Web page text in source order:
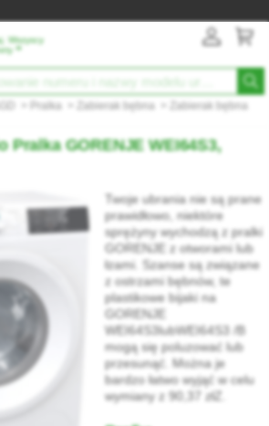
Wszyscy
”
Pralka Zabierak bębna
Zabierak bębna
Pralka GORENJE WEI64S3,
Twoje ubrania nie są prane
prawidłowo, niektóre
sprężyny wychodzą z pralki
GORENJE z otworami lub
łzami. Szanse są związane
z ostrzami bębnów, te
plastikowe bijaki na
GORENJE
WEI64S3lubWEI64S3 /B
mogą się poluzować lub
przesunąć. Można je
bardzo łatwo wyjąć w celu
wymiany z 90,37 złZ.